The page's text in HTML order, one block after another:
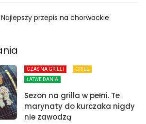
przepis na chorwackie
CZAS NA GRILL!
GRILL
ŁATWE DANIA
Sezon na grilla w pełni. Te
marynaty do kurczaka nigdy
nie zawodzą